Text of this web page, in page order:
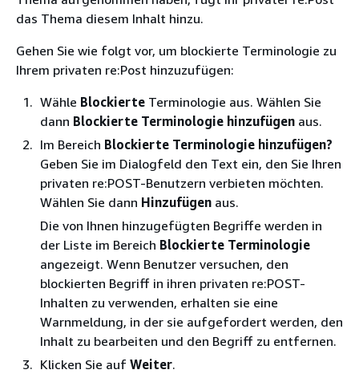
das Thema diesem Inhalt hinzu.
Gehen Sie wie folgt vor, um blockierte Terminologie zu
Ihrem privaten re:Post hinzuzufügen:
Wähle Blockierte Terminologie aus. Wählen Sie
dann Blockierte Terminologie hinzufügen aus.
Im Bereich Blockierte Terminologie hinzufügen?
Geben Sie im Dialogfeld den Text ein, den Sie Ihren
privaten re:POST-Benutzern verbieten möchten.
Wählen Sie dann Hinzufügen aus.
Die von Ihnen hinzugefügten Begriffe werden in
der Liste im Bereich Blockierte Terminologie
angezeigt. Wenn Benutzer versuchen, den
blockierten Begriff in ihren privaten re:POST-
Inhalten zu verwenden, erhalten sie eine
Warnmeldung, in der sie aufgefordert werden, den
Inhalt zu bearbeiten und den Begriff zu entfernen.
Klicken Sie auf Weiter.